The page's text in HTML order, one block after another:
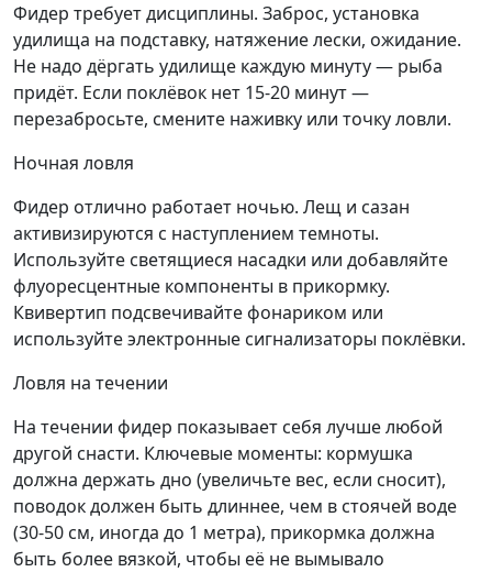
Фидер требует дисциплины. Заброс, установка
удилища на подставку, натяжение лески, ожидание.
Не надо дёргать удилище каждую минуту — рыба
придёт. Если поклёвок нет 15-20 минут —
перезабросьте, смените наживку или точку ловли.
Ночная ловля
Фидер отлично работает ночью. Лещ и сазан
активизируются с наступлением темноты.
Используйте светящиеся насадки или добавляйте
флуоресцентные компоненты в прикормку.
Квивертип подсвечивайте фонариком или
используйте электронные сигнализаторы поклёвки.
Ловля на течении
На течении фидер показывает себя лучше любой
другой снасти. Ключевые моменты: кормушка
должна держать дно (увеличьте вес, если сносит),
поводок должен быть длиннее, чем в стоячей воде
(30-50 см, иногда до 1 метра), прикормка должна
быть более вязкой, чтобы её не вымывало